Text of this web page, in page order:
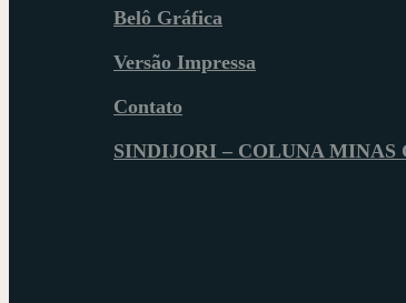
Belô Gráfica
Versão Impressa
Contato
SINDIJORI – COLUNA MINAS